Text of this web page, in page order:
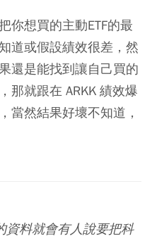
你想買的主動ETF的最
道或假設績效很差，然
還是能找到讓自己買的
那就跟在 ARKK 績效爆
當然結果好壞不知道，
資料就會有人說要把科